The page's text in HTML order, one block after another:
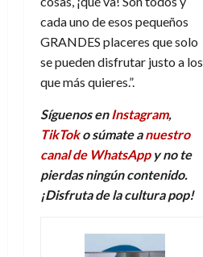
cada uno de esos pequeños
GRANDES placeres que solo
se pueden disfrutar justo a los
que más quieres.”.
Síguenos enInstagram,
TikToko súmate anuestro
canal de WhatsAppy no te
pierdas ningún contenido.
¡Disfruta de laculturapop!